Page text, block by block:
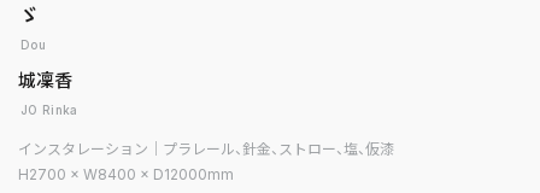
ゞ
Dou
城凜香
JO Rinka
インスタレーション｜プラレール、針金、ストロー、塩、仮漆
H2700 × W8400 × D12000mm